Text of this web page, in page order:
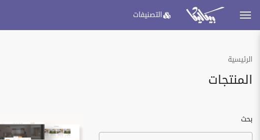
التصنيفات
الرئيسية
المنتجات
بحث